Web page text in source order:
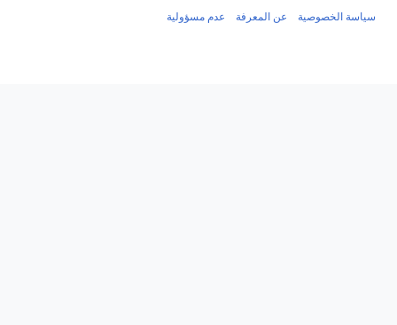
سياسة الخصوصية عن المعرفة عدم مسؤولية